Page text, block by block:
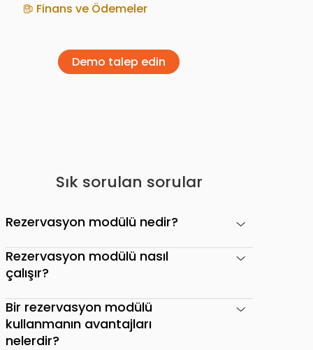
Finans ve Ödemeler
Demo talep edin
Sık sorulan sorular
Rezervasyon modülü nedir?
Rezervasyon modülü nasıl
çalışır?
Bir rezervasyon modülü
kullanmanın avantajları
nelerdir?